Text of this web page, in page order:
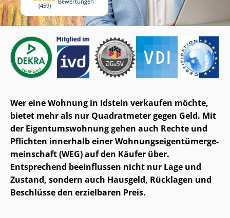
459
Wer eine Wohnung in Idstein verkaufen möchte,
bietet mehr als nur Quadratmeter gegen Geld. Mit
der Ei­gen­tums­woh­nung gehen auch Rechte und
Pflichten innerhalb einer Woh­nungs­ei­gen­tü­mer­ge­
mein­schaft (WEG) auf den Käufer über.
Entsprechend beeinflussen nicht nur Lage und
Zustand, sondern auch Hausgeld, Rücklagen und
Beschlüsse den erzielbaren Preis.